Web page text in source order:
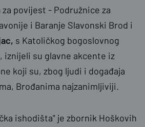
povijest - Podružnice za
i Baranje Slavonski Brod i
s Katoličkog bogoslovnog
iznijeli su glavne akcente iz
koji su, zbog ljudi i događaja
Brođanima najzanimljiviji.
ishodišta" je zbornik Hoškovih